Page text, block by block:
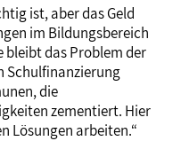
ist, aber das Geld
im Bildungsbereich
bleibt das Problem der
Schulfinanzierung
die
zementiert. Hier
Lösungen arbeiten.“